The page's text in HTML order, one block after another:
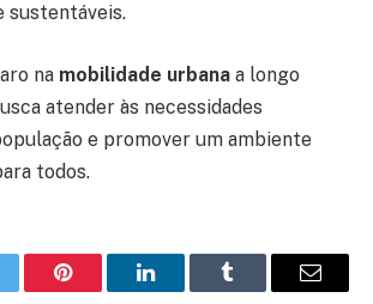
sustentáveis.
na mobilidade urbana a longo
atender às necessidades
e promover um ambiente
todos.
Pinterest LinkedInTumblr Email